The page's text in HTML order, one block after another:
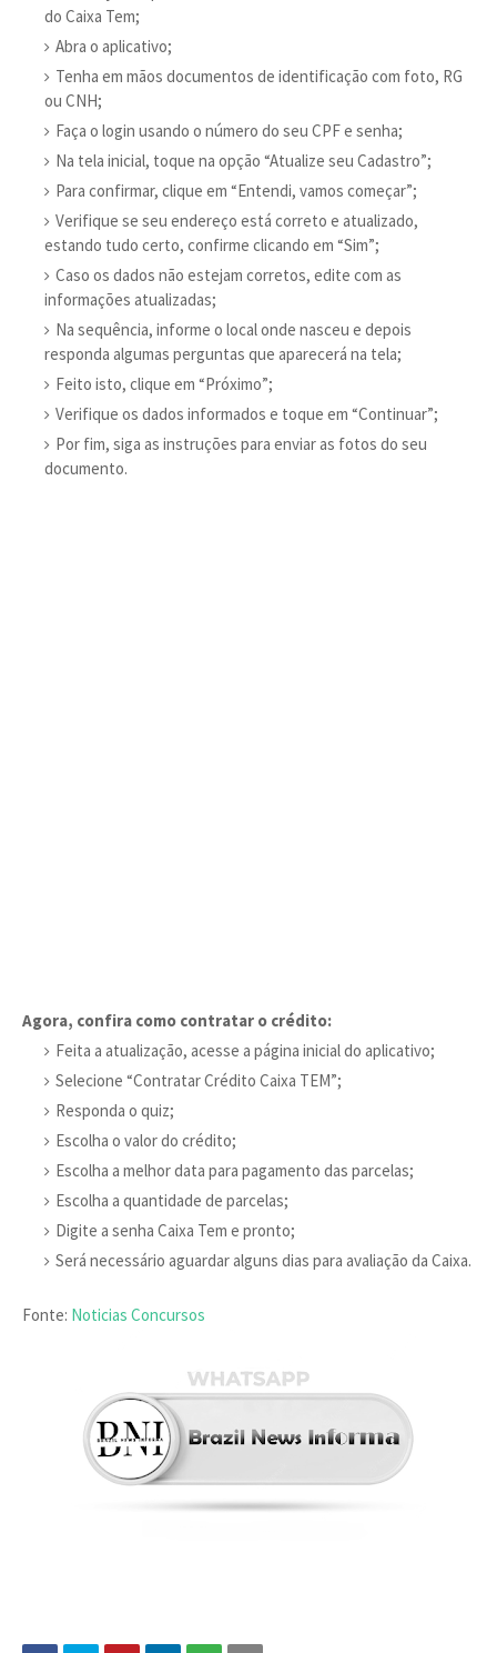
do Caixa Tem;
Abra o aplicativo;
Tenha em mãos documentos de identificação com foto, RG
ou CNH;
Faça o login usando o número do seu CPF e senha;
Na tela inicial, toque na opção “Atualize seu Cadastro”;
Para confirmar, clique em “Entendi, vamos começar”;
Verifique se seu endereço está correto e atualizado,
estando tudo certo, confirme clicando em “Sim”;
Caso os dados não estejam corretos, edite com as
informações atualizadas;
Na sequência, informe o local onde nasceu e depois
responda algumas perguntas que aparecerá na tela;
Feito isto, clique em “Próximo”;
Verifique os dados informados e toque em “Continuar”;
Por fim, siga as instruções para enviar as fotos do seu
documento.
Agora, confira como contratar o crédito:
Feita a atualização, acesse a página inicial do aplicativo;
Selecione “Contratar Crédito Caixa TEM”;
Responda o quiz;
Escolha o valor do crédito;
Escolha a melhor data para pagamento das parcelas;
Escolha a quantidade de parcelas;
Digite a senha Caixa Tem e pronto;
Será necessário aguardar alguns dias para avaliação da Caixa.
Fonte: Noticias Concursos